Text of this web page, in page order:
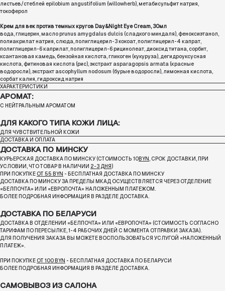
листьев/стеблей epilobium angustifolium (willowherb), метабисульфит натрия,
токоферол
Крем для век против темных кругов Day&Night Eye Cream, 30мл
вода, глицерин, масло prunus amygdalus dulcis (сладкого миндаля), феноксиэтанол,
полиакрилат натрия, слюда, полиглицерил-3 кокоат, полиглицерил-4 капрат,
полиглицерил-6 каприлат, полиглицерил-6 рицинолеат, диоксид титана, сорбит,
ксантановая камедь, бензойная кислота, гликоген (кукуруза), дегидроуксусная
кислота, фитиновая кислота (рис), экстракт asparagopsis armata (красные
водоросли), экстракт ascophyllum nodosum (бурые водоросли), лимонная кислота,
сорбат калия, гидроксид натрия
ХАРАКТЕРИСТИКИ
АРОМАТ:
С НЕЙТРАЛЬНЫМ АРОМАТОМ
ДЛЯ КАКОГО ТИПА КОЖИ ЛИЦА:
ДЛЯ ЧУВСТВИТЕЛЬНОЙ КОЖИ
ДОСТАВКА И ОПЛАТА
ДОСТАВКА ПО МИНСКУ
КУРЬЕРСКАЯ ДОСТАВКА ПО МИНСКУ (СТОИМОСТЬ 10BYN, СРОК ДОСТАВКИ, ПРИ
УСЛОВИИ, ЧТО ТОВАР В НАЛИЧИИ 2-3 ДНЯ )
ПРИ ПОКУПКЕ ОТ 55 BYN - БЕСПЛАТНАЯ ДОСТАВКА ПО МИНСКУ
ДОСТАВКА ПО МИНСКУ ЗА ПРЕДЕЛЫ МКАД ОСУЩЕСТВЛЯЕТСЯ ЧЕРЕЗ ОТДЕЛЕНИЕ
«БЕЛПОЧТА» ИЛИ «ЕВРОПОЧТА» НАЛОЖЕННЫМ ПЛАТЕЖОМ.
БОЛЕЕ ПОДРОБНАЯ ИНФОРМАЦИЯ В РАЗДЕЛЕ ДОСТАВКА.
ДОСТАВКА ПО БЕЛАРУСИ
ДОСТАВКА В ОТДЕЛЕНИИ «БЕЛПОЧТА» ИЛИ «ЕВРОПОЧТА» (СТОИМОСТЬ СОГЛАСНО
ТАРИФАМ ПО ПЕРЕСЫЛКЕ, 1-4 РАБОЧИХ ДНЕЙ С МОМЕНТА ОТПРАВКИ ЗАКАЗА).
ДЛЯ ПОЛУЧЕНИЯ ЗАКАЗА ВЫ МОЖЕТЕ ВОСПОЛЬЗОВАТЬСЯ УСЛУГОЙ «НАЛОЖЕННЫЙ
ПЛАТЕЖ».
ПРИ ПОКУПКЕ ОТ 100 BYN - БЕСПЛАТНАЯ ДОСТАВКА ПО БЕЛАРУСИ
БОЛЕЕ ПОДРОБНАЯ ИНФОРМАЦИЯ В РАЗДЕЛЕ ДОСТАВКА.
САМОВЫВОЗ ИЗ САЛОНА